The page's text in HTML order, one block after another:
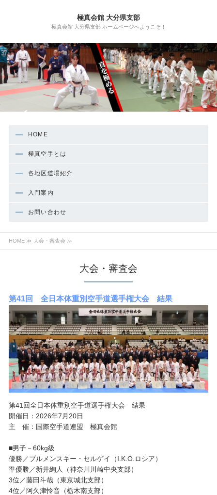
極真会館 大分県支部
極真会館 大分県支部 ホームページへようこそ！
HOME
極真空手とは
各地区道場紹介
入門案内
お問い合わせ
HOME≫ 大会・審査会 ≫
大会・審査会
第41回 全日本体重別空手道選手権大会 結果
第41回全日本体重別空手道選手権大会 結果
開催日：2026年7月20日
主 催：国際空手道連盟 極真会館
■男子－60kg級
優勝／ブルメンスキー・セルゲイ（I.K.O.ロシア）
準優勝／新井絢人（神奈川川崎中央支部）
3位／藤田斗哉（東京城北支部）
4位／阿久津怜音（栃木南支部）